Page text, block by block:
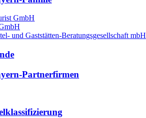
GmbH
und Gaststätten-Beratungsgesellschaft mbH
Partnerfirmen